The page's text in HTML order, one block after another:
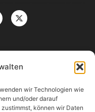
wir Technologien wie
und/oder darauf
können wir Daten